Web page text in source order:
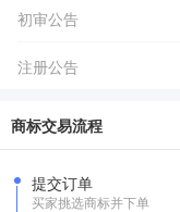
初审公告
注册公告
商标交易流程
提交订单
买家挑选商标并下单